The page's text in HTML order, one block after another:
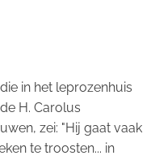
in het leprozenhuis
H. Carolus
zei: "Hij gaat vaak
te troosten... in